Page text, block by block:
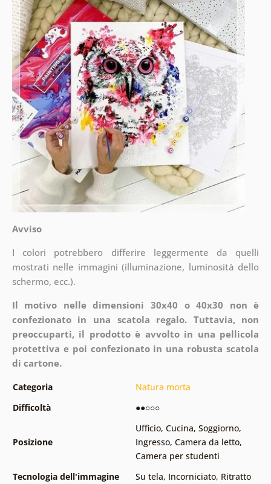
Avviso
I colori potrebbero differire leggermente da quelli
mostrati nelle immagini (illuminazione, luminosità dello
schermo, ecc.).
Il motivo nelle dimensioni 30x40 o 40x30 non è
confezionato in una scatola regalo. Tuttavia, non
preoccuparti, il prodotto è avvolto in una pellicola
protettiva e poi confezionato in una robusta scatola
di cartone.
Categoria
Natura morta
Difficoltà
●●○○○
Posizione
Ufficio, Cucina, Soggiorno,
Ingresso, Camera da letto,
Camera per studenti
Tecnologia dell'immagine
Su tela, Incorniciato, Ritratto